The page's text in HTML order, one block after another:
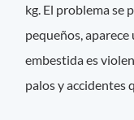
kg. El problema se
pequeños, aparece
embestida es
palos y accidentes